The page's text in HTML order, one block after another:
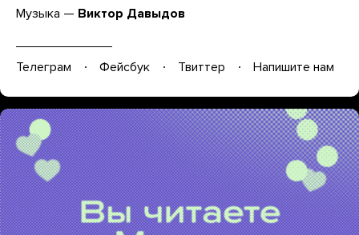
Музыка — Виктор Давыдов
Телеграм Фейсбук Твиттер Напишите нам